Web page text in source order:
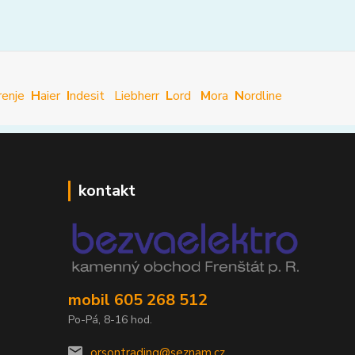
Haier Indesit Liebherr Lord Mora Nordline
kontakt
mobil 605 268 512
Po-Pá, 8-16 hod.